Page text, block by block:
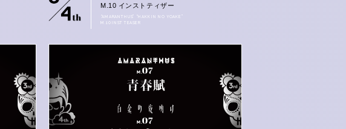
M.10 インストティザー
“AMARANTHUS” “HAKKIN NO YOAKE”
M.10 INST TEASER